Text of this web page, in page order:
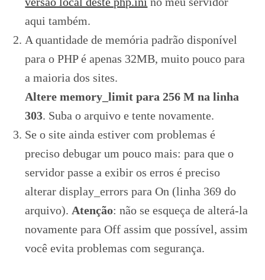
aqui também.
A quantidade de memória padrão disponível
para o PHP é apenas 32MB, muito pouco para
a maioria dos sites.
Altere memory_limit para 256 M na linha
303. Suba o arquivo e tente novamente.
Se o site ainda estiver com problemas é
preciso debugar um pouco mais: para que o
servidor passe a exibir os erros é preciso
alterar display_errors para On (linha 369 do
arquivo). Atenção: não se esqueça de alterá-la
novamente para Off assim que possível, assim
você evita problemas com segurança.